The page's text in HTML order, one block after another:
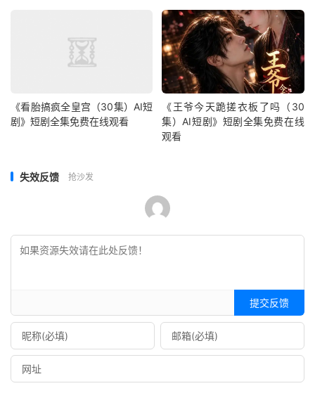
《看胎搞疯全皇宫（30集）AI短
剧》短剧全集免费在线观看
《王爷今天跪搓衣板了吗（30
集）AI短剧》短剧全集免费在线
观看
失效反馈 抢沙发
提交反馈